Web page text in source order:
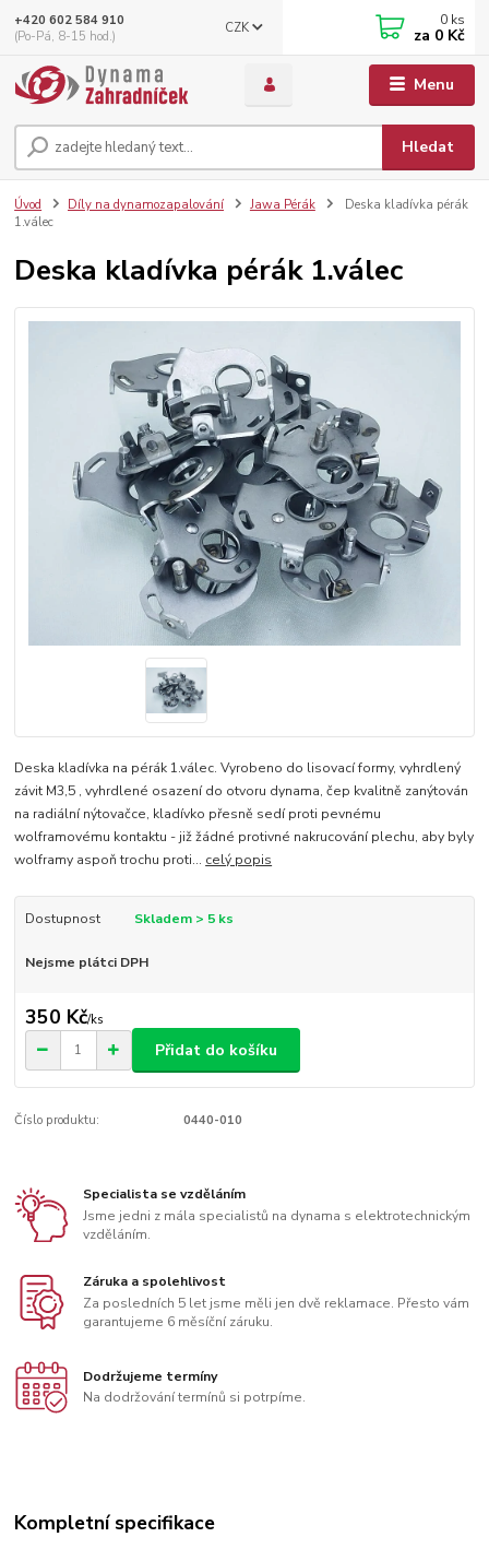
Menu
CZK
Hledat
+420 602 584 910
(Po-Pá, 8-15 hod.)
0 ks
za 0 Kč
Úvod Díly na dynamozapalování Jawa Pérák
Deska kladívka pérák
1.válec
Deska kladívka pérák 1.válec
Deska kladívka na pérák 1.válec. Vyrobeno do lisovací formy, vyhrdlený
závit M3,5 , vyhrdlené osazení do otvoru dynama, čep kvalitně zanýtován
na radiální nýtovačce, kladívko přesně sedí proti pevnému
wolframovému kontaktu - již žádné protivné nakrucování plechu, aby byly
wolframy aspoň trochu proti... celý popis
Dostupnost Skladem > 5 ks
Nejsme plátci DPH
350 Kč/ks
Přidat do košíku
Číslo produktu: 0440-010
Specialista se vzděláním
Jsme jedni z mála specialistů na dynama s elektrotechnickým
vzděláním.
Záruka a spolehlivost
Za posledních 5 let jsme měli jen dvě reklamace. Přesto vám
garantujeme 6 měsíční záruku.
Dodržujeme termíny
Na dodržování termínů si potrpíme.
Kompletní specifikace